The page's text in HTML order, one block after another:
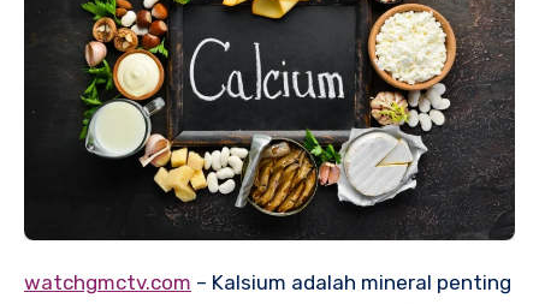
watchgmctv.com – Kalsium adalah mineral penting